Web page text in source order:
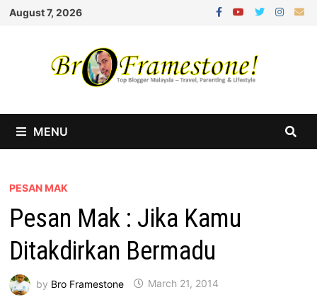
Skip
August 7, 2026
MENU
PESAN MAK
Pesan Mak : Jika Kamu
Ditakdirkan Bermadu
by Bro Framestone March 21, 2014